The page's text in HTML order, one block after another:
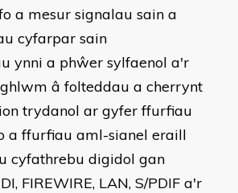
a mesur signalau sain a
cyfarpar sain
ynni a phŵer sylfaenol a'r
â folteddau a cherrynt
trydanol ar gyfer ffurfiau
a ffurfiau aml-sianel eraill
cyfathrebu digidol gan
FIREWIRE, LAN, S/PDIF a'r